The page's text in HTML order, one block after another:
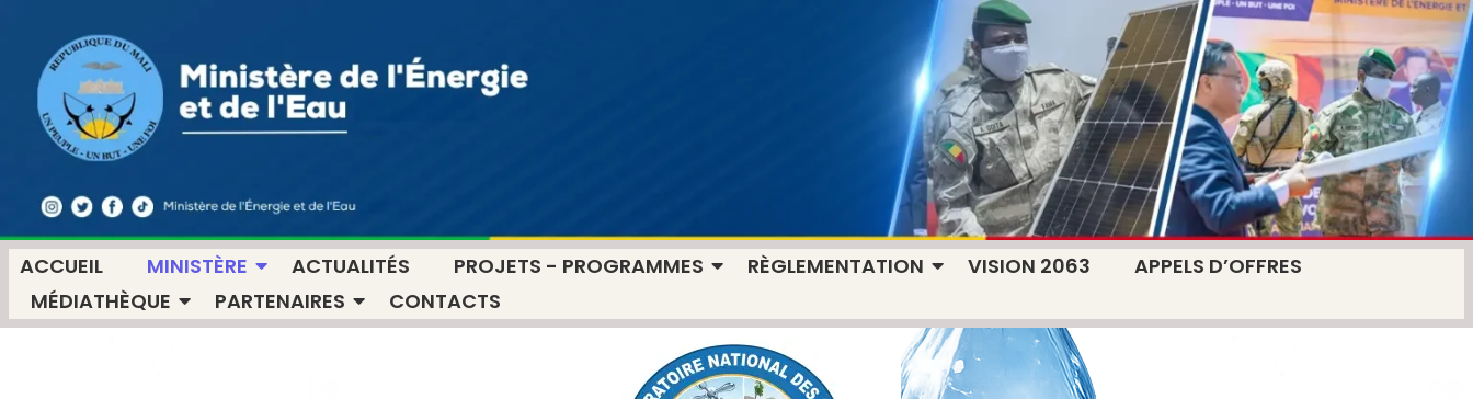
ACCUEIL MINISTÈRE ACTUALITÉS PROJETS - PROGRAMMES RÈGLEMENTATION VISION 2063
APPELS D’OFFRES
MÉDIATHÈQUE
PARTENAIRES CONTACTS